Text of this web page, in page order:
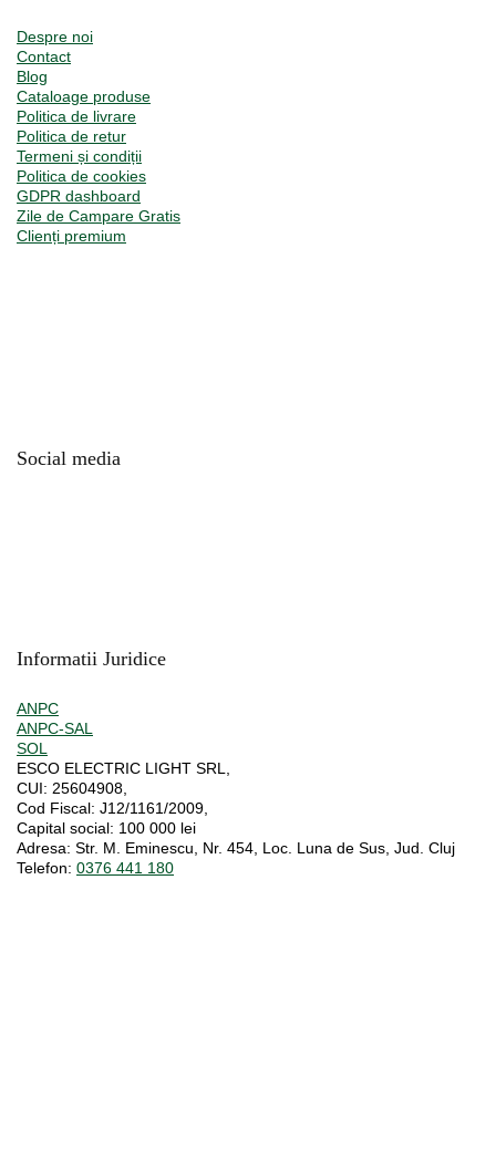
Despre noi
Contact
Blog
Cataloage produse
Politica de livrare
Politica de retur
Termeni și condiții
Politica de cookies
GDPR dashboard
Zile de Campare Gratis
Clienți premium
Social media
Informatii Juridice
ANPC
ANPC-SAL
SOL
ESCO ELECTRIC LIGHT SRL,
CUI: 25604908,
Cod Fiscal: J12/1161/2009,
Capital social: 100 000 lei
Adresa: Str. M. Eminescu, Nr. 454, Loc. Luna de Sus, Jud. Cluj
Telefon: 0376 441 180